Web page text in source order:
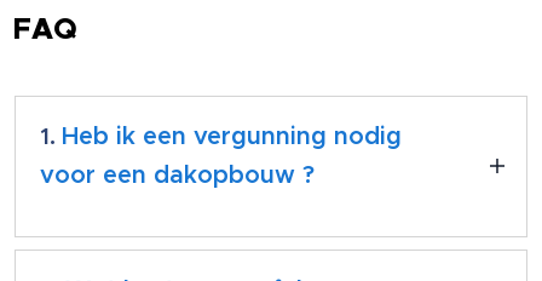
FAQ
1. Heb ik een vergunning nodig
voor een dakopbouw ?
Voor een dakopbouw is er altijd een